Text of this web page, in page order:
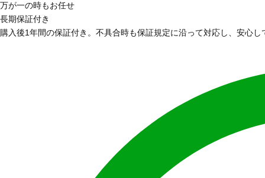
万が一の時もお任せ
長期保証付き
購入後1年間の保証付き。不具合時も保証規定に沿って対応し、安心